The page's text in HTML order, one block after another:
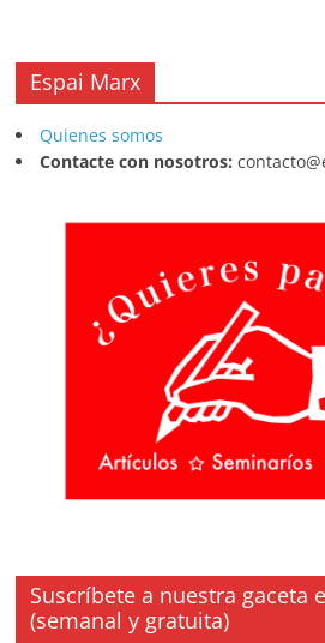
Espai Marx
Quienes somos
Contacte con nosotros:
Suscríbete a nuestra gaceta
(semanal y gratuita)